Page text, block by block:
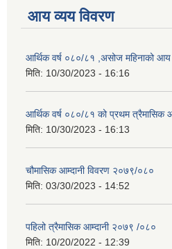
आय व्यय विवरण
आर्थिक वर्ष ०८०/८१ ,असोज महिनाको आय
मिति: 10/30/2023 - 16:16
आर्थिक वर्ष ०८०/८१ को प्रथम त्रैमासिक
मिति: 10/30/2023 - 16:13
चौमासिक आम्दानी विवरण २०७९/०८०
मिति: 03/30/2023 - 14:52
पहिलो त्रैमासिक आम्दानी २०७९ /०८०
मिति: 10/20/2022 - 12:39